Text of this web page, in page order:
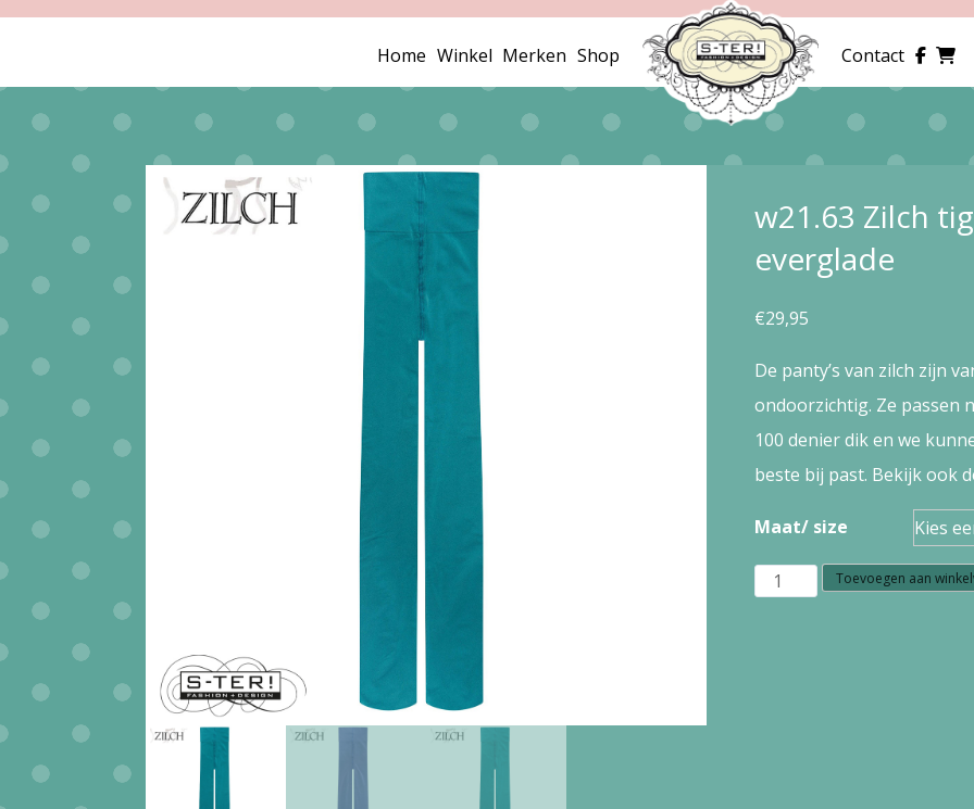
Home Winkel Merken Shop Contact
w21.63 Zilch
everglade
€29,95
De panty’s van zilch zijn
ondoorzichtig. Ze passen
100 denier dik en we
beste bij past. Bekijk ook
Maat/ size
w21.63
Toevoegen aan